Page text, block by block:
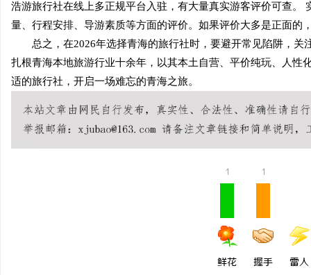
浩游旅行社在线上多正规平台入驻，有大量真实游客评价可查。
量、行程安排、导游素质等方面的评价。如果评价大多是正面的
总之，在2026年选择青海的旅行社时，要避开常见陷阱，关
扎根青海本地旅游行业十余年，以其本土自营、平价纯玩、人
适的旅行社，开启一场难忘的青海之旅。
1
鲜花
1
握手 雷人